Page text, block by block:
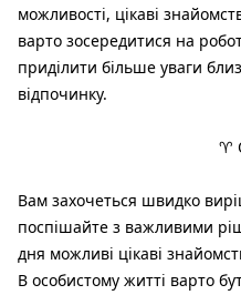
можливості, цікаві
варто зосередитися на
приділити більше уваги
відпочинку.
♈
Вам захочеться швидко
поспішайте з важливими
дня можливі цікаві
В особистому житті варто